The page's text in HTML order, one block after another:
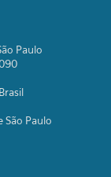
Paulo
São Paulo